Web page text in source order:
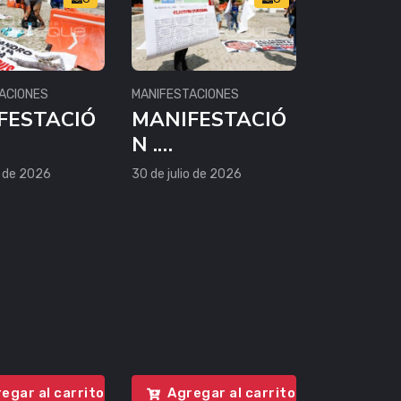
de 2026
al carrito
MANIFESTACIONES
MANIFESTACIÓ
N .
AMBIENTALIST
30 de julio de 2026
Agregar al carrito